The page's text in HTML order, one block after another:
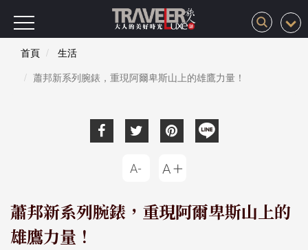
首頁
生活
蕭邦新系列腕錶，重現阿爾卑斯山上的雄鷹力量！
蕭邦新系列腕錶，重現阿爾卑斯山上的
雄鷹力量！